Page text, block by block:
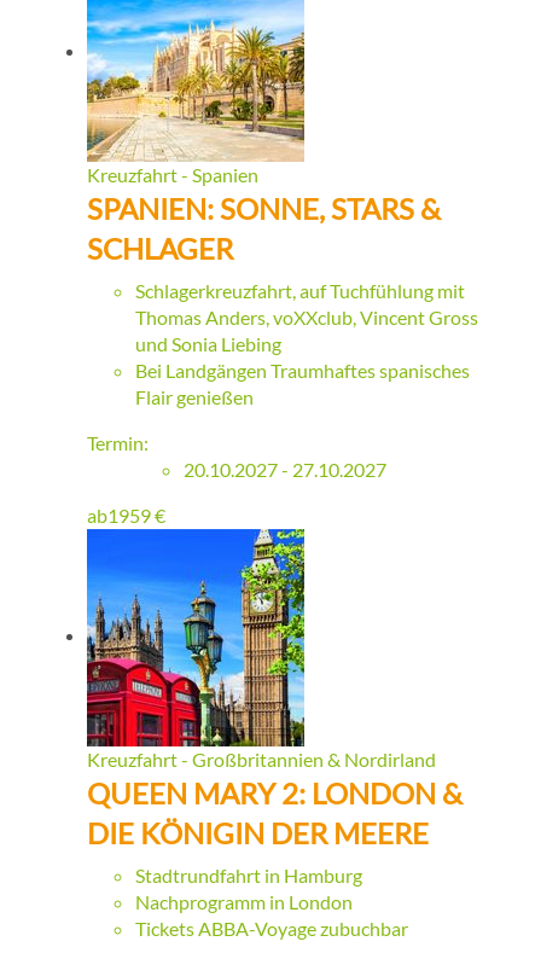
Kreuzfahrt - Spanien
SPANIEN: SONNE, STARS &
SCHLAGER
Schlagerkreuzfahrt, auf Tuchfühlung mit
Thomas Anders, voXXclub, Vincent Gross
und Sonia Liebing
Bei Landgängen Traumhaftes spanisches
Flair genießen
Termin:
20.10.2027 - 27.10.2027
ab1959€
Kreuzfahrt - Großbritannien & Nordirland
QUEEN MARY 2: LONDON &
DIE KÖNIGIN DER MEERE
Stadtrundfahrt in Hamburg
Nachprogramm in London
Tickets ABBA-Voyage zubuchbar